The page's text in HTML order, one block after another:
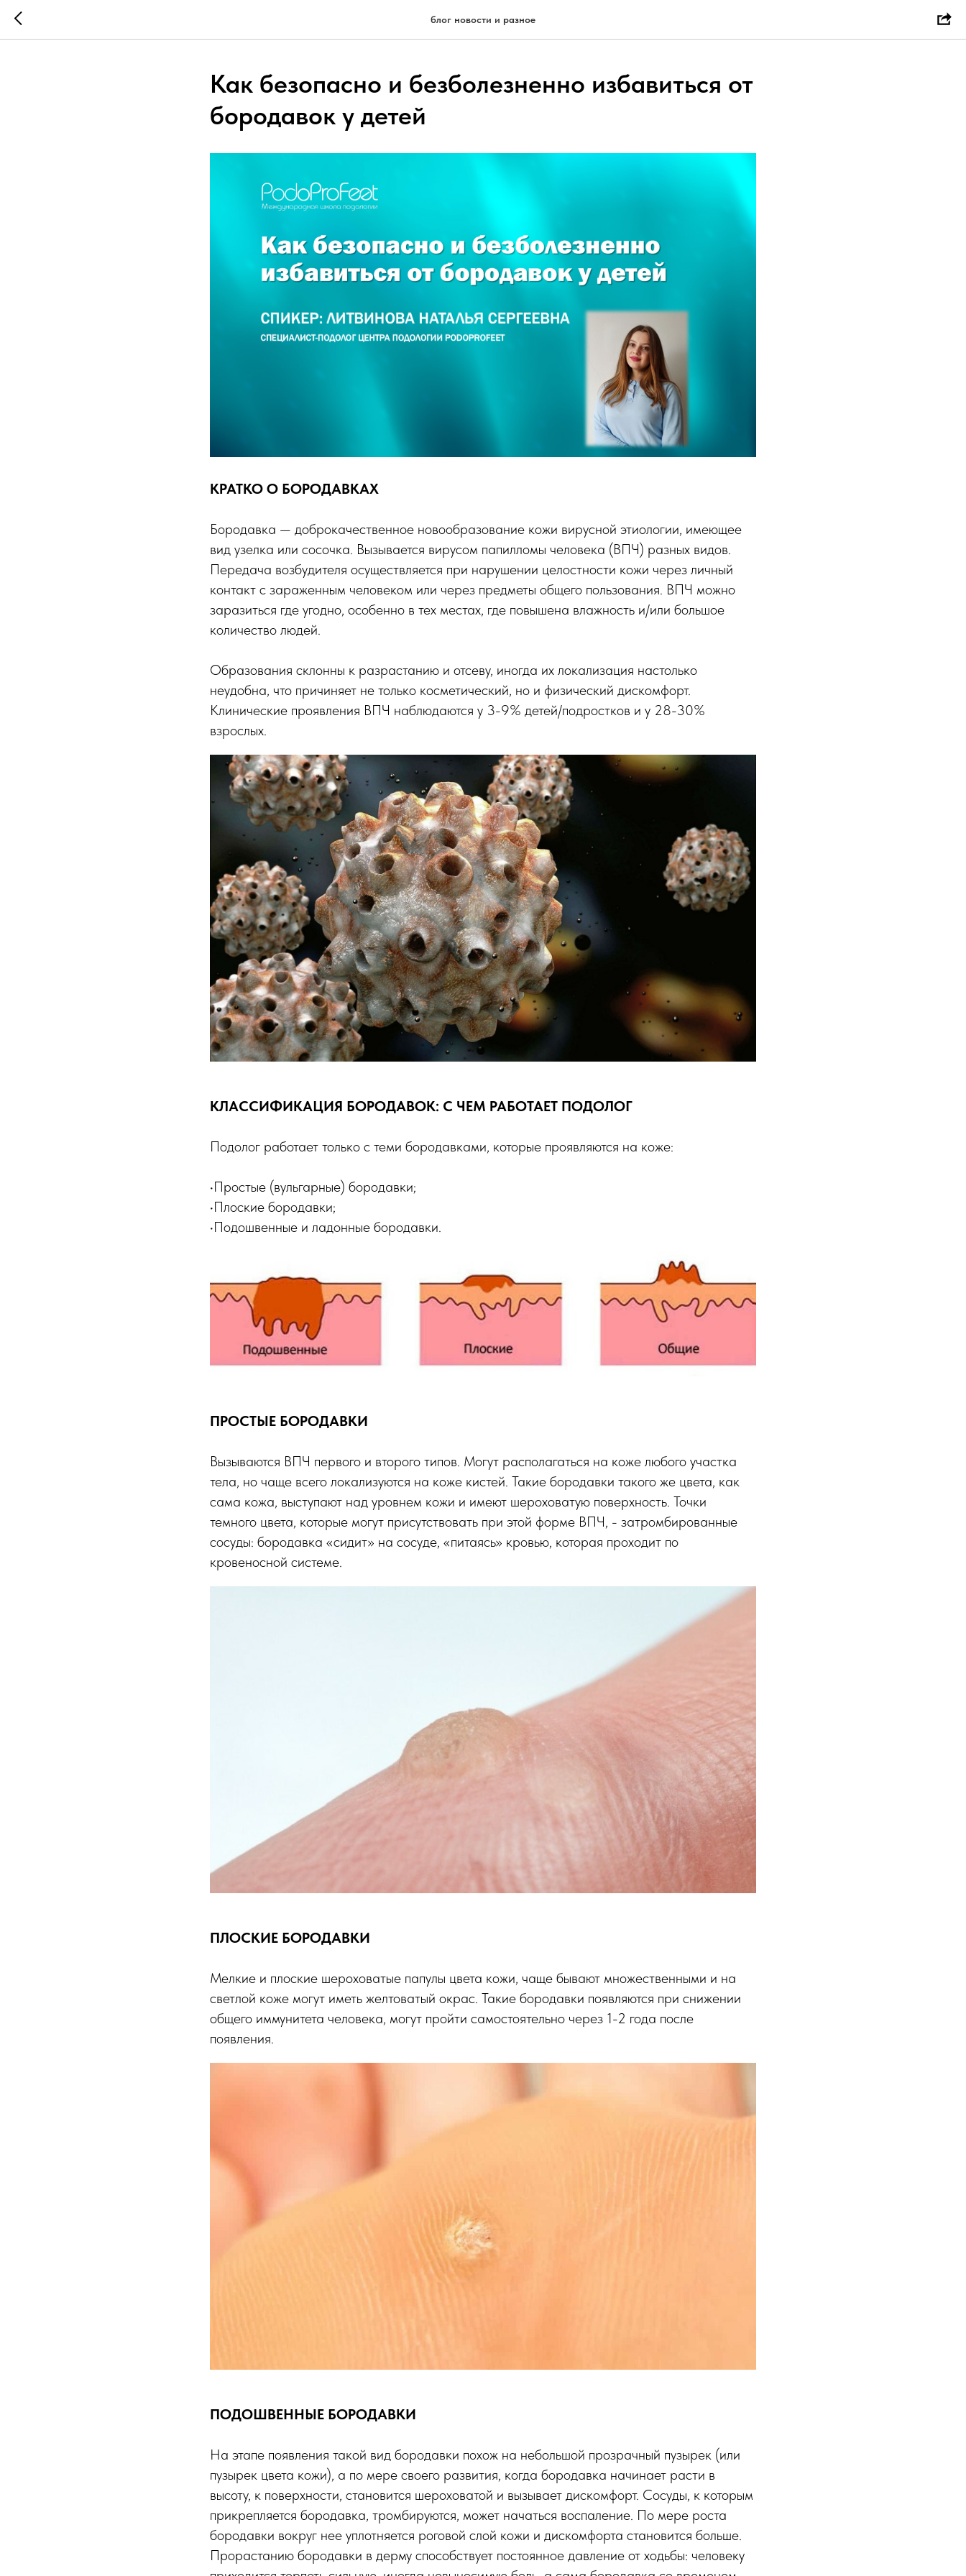
блог новости и разное
Как безопасно и безболезненно избавиться от
бородавок у детей
КРАТКО О БОРОДАВКАХ
Бородавка — доброкачественное новообразование кожи вирусной этиологии, имеющее
вид узелка или сосочка. Вызывается вирусом папилломы человека (ВПЧ) разных видов.
Передача возбудителя осуществляется при нарушении целостности кожи через личный
контакт с зараженным человеком или через предметы общего пользования. ВПЧ можно
заразиться где угодно, особенно в тех местах, где повышена влажность и/или большое
количество людей.
Образования склонны к разрастанию и отсеву, иногда их локализация настолько
неудобна, что причиняет не только косметический, но и физический дискомфорт.
Клинические проявления ВПЧ наблюдаются у 3-9% детей/подростков и у 28-30%
взрослых.
КЛАССИФИКАЦИЯ БОРОДАВОК: С ЧЕМ РАБОТАЕТ ПОДОЛОГ
Подолог работает только с теми бородавками, которые проявляются на коже:
•Простые (вульгарные) бородавки;
•Плоские бородавки;
•Подошвенные и ладонные бородавки.
ПРОСТЫЕ БОРОДАВКИ
Вызываются ВПЧ первого и второго типов. Могут располагаться на коже любого участка
тела, но чаще всего локализуются на коже кистей. Такие бородавки такого же цвета, как
сама кожа, выступают над уровнем кожи и имеют шероховатую поверхность. Точки
темного цвета, которые могут присутствовать при этой форме ВПЧ, - затромбированные
сосуды: бородавка «сидит» на сосуде, «питаясь» кровью, которая проходит по
кровеносной системе.
ПЛОСКИЕ БОРОДАВКИ
Мелкие и плоские шероховатые папулы цвета кожи, чаще бывают множественными и на
светлой коже могут иметь желтоватый окрас. Такие бородавки появляются при снижении
общего иммунитета человека, могут пройти самостоятельно через 1-2 года после
появления.
ПОДОШВЕННЫЕ БОРОДАВКИ
На этапе появления такой вид бородавки похож на небольшой прозрачный пузырек (или
пузырек цвета кожи), а по мере своего развития, когда бородавка начинает расти в
высоту, к поверхности, становится шероховатой и вызывает дискомфорт. Сосуды, к которым
прикрепляется бородавка, тромбируются, может начаться воспаление. По мере роста
бородавки вокруг нее уплотняется роговой слой кожи и дискомфорта становится больше.
Прорастанию бородавки в дерму способствует постоянное давление от ходьбы: человеку